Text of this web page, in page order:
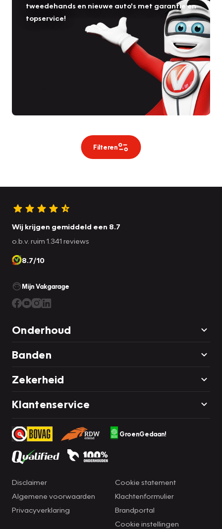
tweedehands en nieuwe auto's met garantie en
topservice!
Filteren
Wij krijgen gemiddeld een 8.7
o.b.v. ruim 1.341 reviews
8.7/10
Mijn Vakgarage
Onderhoud
Banden
Zekerheid
Klantenservice
GroenGedaan!
Disclaimer
Algemene voorwaarden
Privacyverklaring
Cookie statement
Klachtenformulier
Brandportal
Cookie instellingen